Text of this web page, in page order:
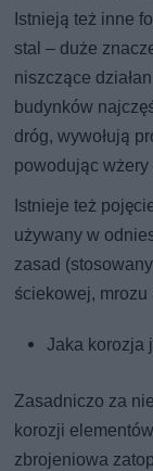
Istnieją też inne
stal – duże
niszczące
budynków
dróg, wywołują
powodując wżery
Istnieje też
używany w
zasad
ściekowej, mrozu
Jaka korozja
Zasadniczo za
korozji
zbrojeniowa